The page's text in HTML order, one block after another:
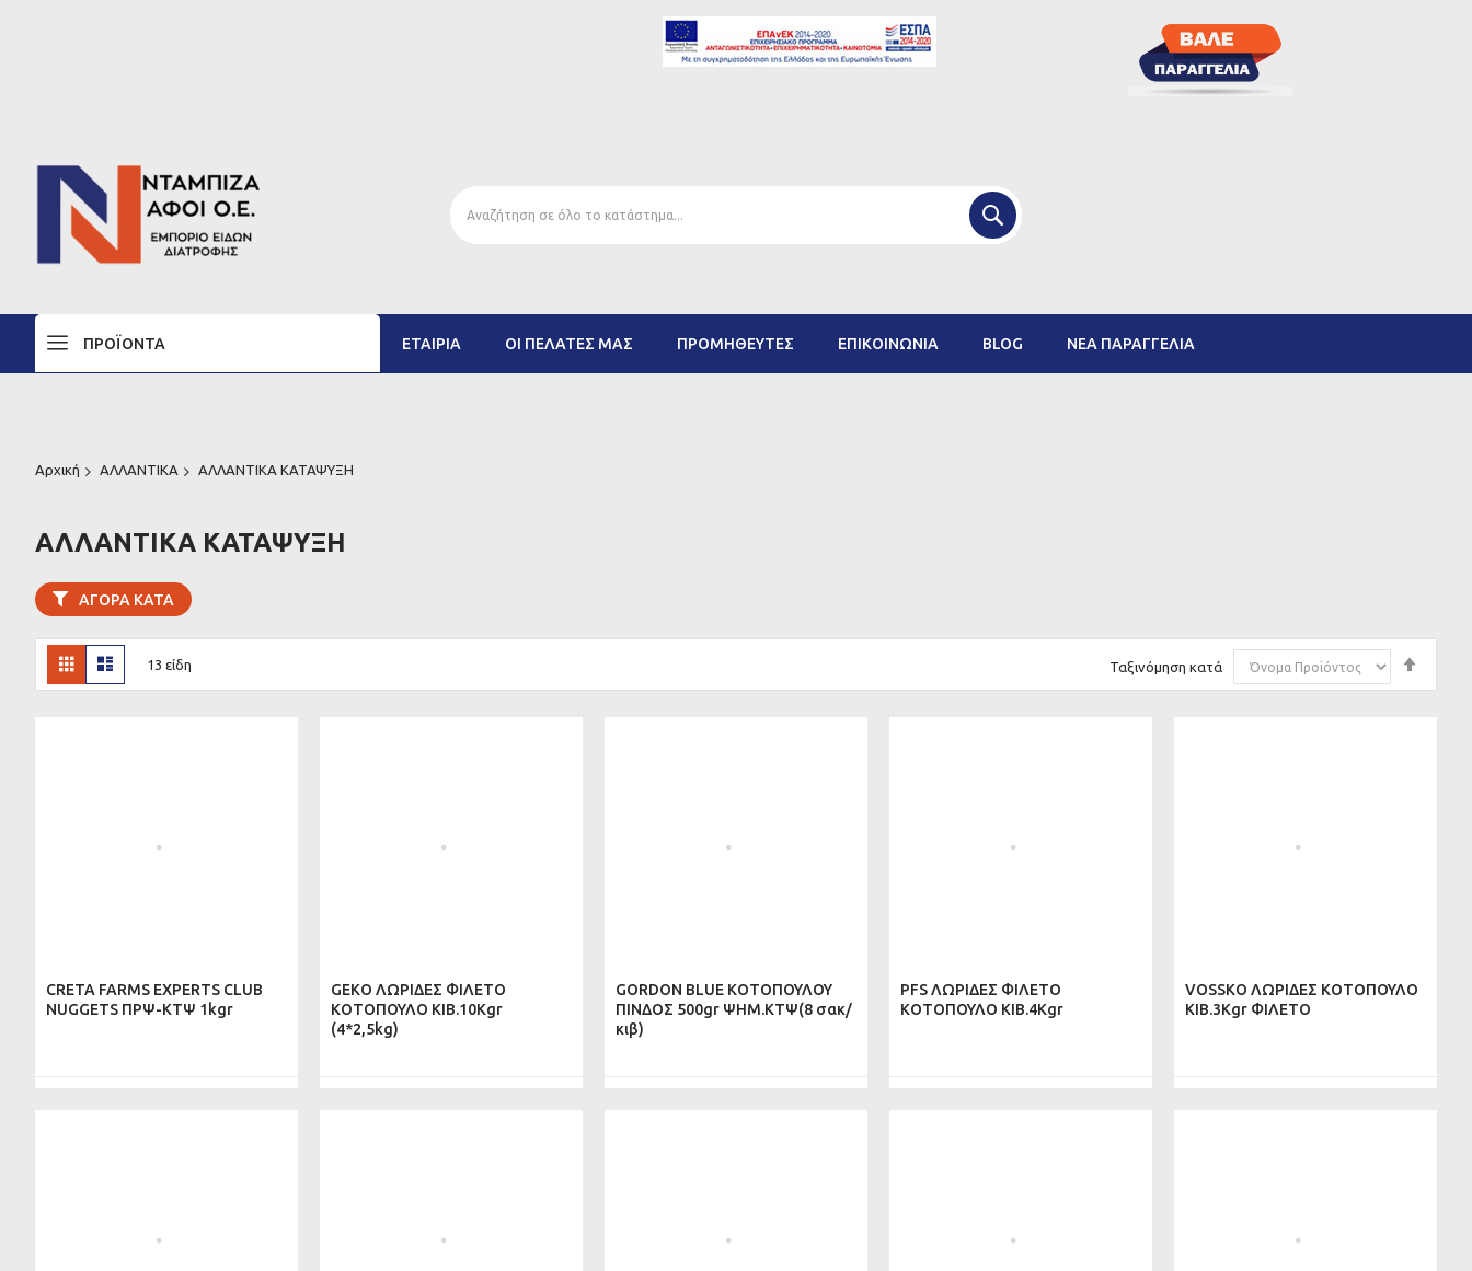
ΑΝΑΖΉΤΗΣΗ
ΠΡΟΪΌΝΤΑ ΕΤΑΙΡΊΑ ΟΙ ΠΕΛΆΤΕΣ ΜΑΣ ΠΡΟΜΗΘΕΥΤΈΣ ΕΠΙΚΟΙΝΩΝΊΑ BLOG ΝΈΑ ΠΑΡΑΓΓΕΛΊΑ
Αρχική ΑΛΛΑΝΤΙΚΑ ΑΛΛΑΝΤΙΚΑ ΚΑΤΑΨΥΞΗ
ΑΛΛΑΝΤΙΚΑ ΚΑΤΑΨΥΞΗ
ΑΓΟΡΆ ΚΑΤΆ
ως
Πλέγμα 13 είδη Ταξινόμηση κατά
CRETA FARMS EXPERTS CLUB
NUGGETS ΠΡΨ-ΚΤΨ 1kgr
GEKO ΛΩΡΙΔΕΣ ΦΙΛΕΤΟ
ΚΟΤΟΠΟΥΛΟ ΚΙΒ.10Kgr
(4*2,5kg)
GORDON BLUE ΚΟΤΟΠΟΥΛΟΥ
ΠΙΝΔΟΣ 500gr ΨΗΜ.ΚΤΨ(8 σακ/
κιβ)
PFS ΛΩΡΙΔΕΣ ΦΙΛΕΤΟ
ΚΟΤΟΠΟΥΛΟ ΚΙΒ.4Kgr
VOSSKO ΛΩΡΙΔΕΣ ΚΟΤΟΠΟΥΛΟ
ΚΙΒ.3Kgr ΦΙΛΕΤΟ